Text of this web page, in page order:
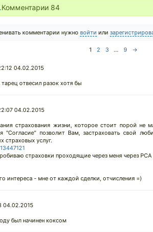
Комментарии 84
комментарии нужно войти или
1 2 3 ... 9 →
04.02.2015
отвесил разок хотя бы
04.02.2015
страхования жизни, которое стоит порой не
"Согласие" позволит Вам, застраховать свой
страховых услуг.
страховки проходящие через меня через
интереса - мне от каждой сделки, отчисления =)
04.02.2015
был начинен коксом